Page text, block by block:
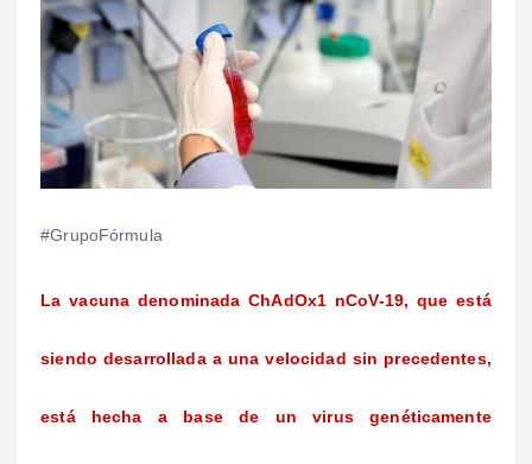
#GrupoFórmula
La vacuna denominada ChAdOx1 nCoV-19, que está
siendo desarrollada a una velocidad sin precedentes,
está hecha a base de un virus genéticamente